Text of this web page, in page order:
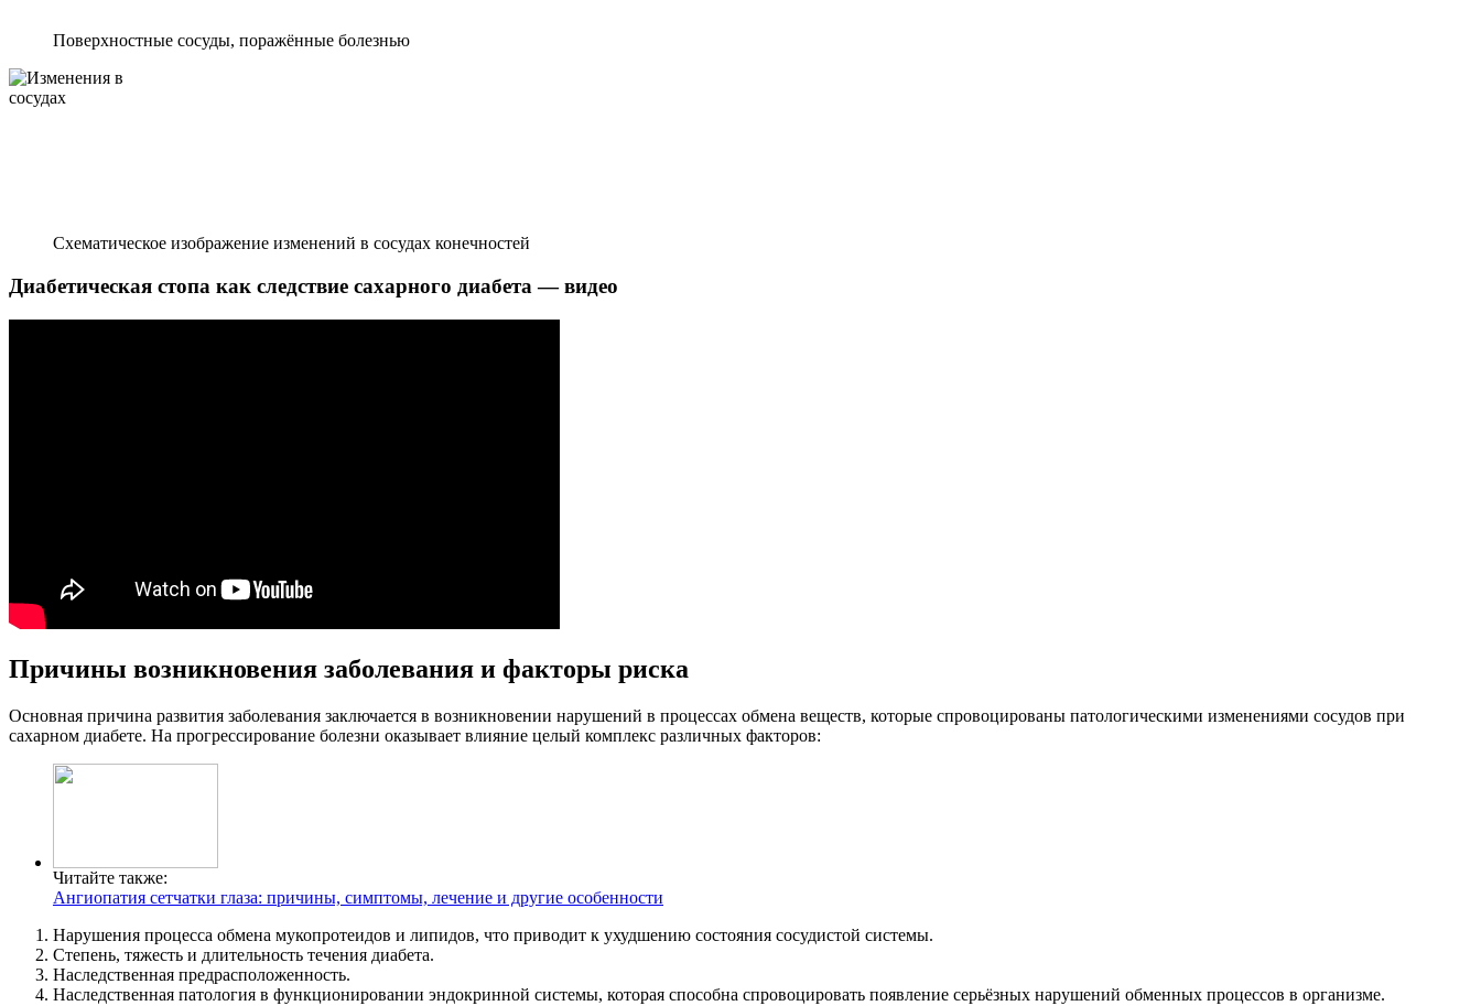
Поверхностные сосуды, поражённые болезнью
Схематическое изображение изменений в сосудах конечностей
Диабетическая стопа как следствие сахарного диабета — видео
Причины возникновения заболевания и факторы риска
Основная причина развития заболевания заключается в возникновении нарушений в процессах обмена веществ, которые спровоцированы патологическими изменениями сосудов при
сахарном диабете. На прогрессирование болезни оказывает влияние целый комплекс различных факторов:
Читайте также:
Ангиопатия сетчатки глаза: причины, симптомы, лечение и другие особенности
Нарушения процесса обмена мукопротеидов и липидов, что приводит к ухудшению состояния сосудистой системы.
Степень, тяжесть и длительность течения диабета.
Наследственная предрасположенность.
Наследственная патология в функционировании эндокринной системы, которая способна спровоцировать появление серьёзных нарушений обменных процессов в организме.